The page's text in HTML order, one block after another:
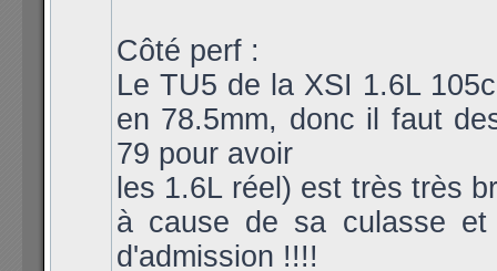
Côté perf :
Le TU5 de la XSI 1.6L
en 78.5mm, donc il faut
79 pour avoir
les 1.6L réel) est très très
à cause de sa culasse
d'admission !!!!